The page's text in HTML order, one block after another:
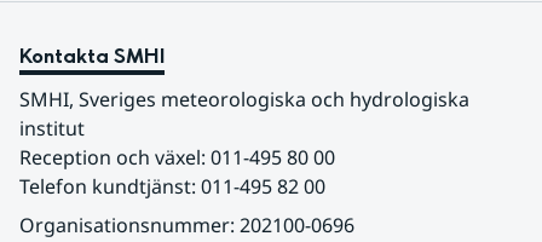
Kontakta SMHI
SMHI, Sveriges meteorologiska och hydrologiska
institut
Reception och växel: 011-495 80 00
Telefon kundtjänst: 011-495 82 00
Organisationsnummer: 202100-0696